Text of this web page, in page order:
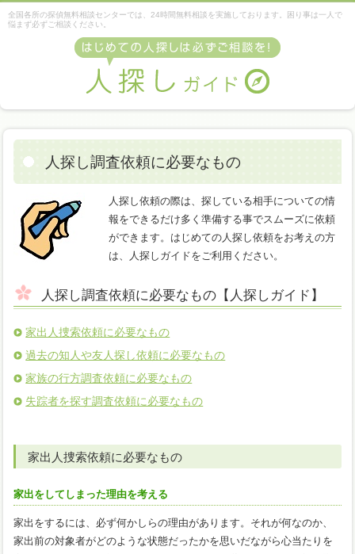
人探し調査依頼に必要なもの
人探し依頼の際は、探している相手についての情
報をできるだけ多く準備する事でスムーズに依頼
ができます。はじめての人探し依頼をお考えの方
は、人探しガイドをご利用ください。
人探し調査依頼に必要なもの【人探しガイド】
家出人捜索依頼に必要なもの
過去の知人や友人探し依頼に必要なもの
家族の行方調査依頼に必要なもの
失踪者を探す調査依頼に必要なもの
家出人捜索依頼に必要なもの
家出をしてしまった理由を考える
家出をするには、必ず何かしらの理由があります。それが何なのか、
家出前の対象者がどのような状態だったかを思いだながら心当たりを
全国各所の探偵無料相談センターでは、24時間無料相談を実施しております。困り事は一人で
悩まず必ずご相談ください。